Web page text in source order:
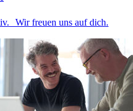
Wir freuen uns auf dich.